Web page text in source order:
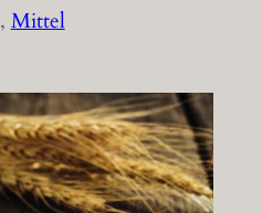
, Mittel